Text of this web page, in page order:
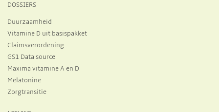
DOSSIERS
Duurzaamheid
Vitamine D uit basispakket
Claimsverordening
GS1 Data source
Maxima vitamine A en D
Melatonine
Zorgtransitie